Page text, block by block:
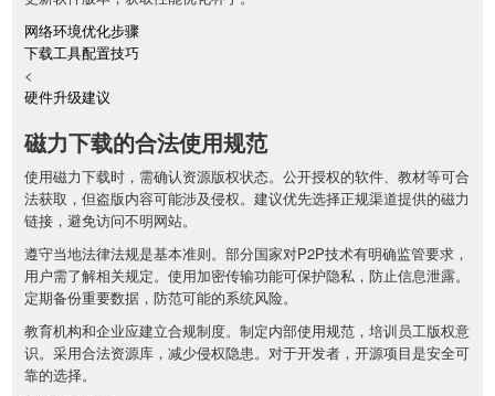
网络环境优化步骤
下载工具配置技巧
<
硬件升级建议
磁力下载的合法使用规范
使用磁力下载时，需确认资源版权状态。公开授权的软件、教材等可合
法获取，但盗版内容可能涉及侵权。建议优先选择正规渠道提供的磁力
链接，避免访问不明网站。
遵守当地法律法规是基本准则。部分国家对P2P技术有明确监管要求，
用户需了解相关规定。使用加密传输功能可保护隐私，防止信息泄露。
定期备份重要数据，防范可能的系统风险。
教育机构和企业应建立合规制度。制定内部使用规范，培训员工版权意
识。采用合法资源库，减少侵权隐患。对于开发者，开源项目是安全可
靠的选择。